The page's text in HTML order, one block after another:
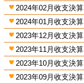
2024年02月收支決算
2024年01月收支決算
2023年12月收支決算
2023年11月收支決算
2023年10月收支決算
2023年09月收支決算